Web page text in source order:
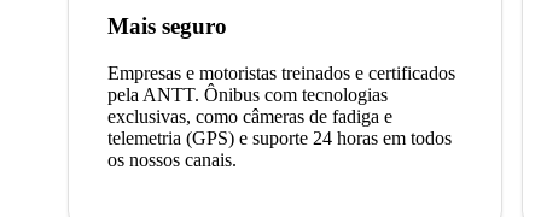
Mais seguro
Empresas e motoristas treinados e certificados
pela ANTT. Ônibus com tecnologias
exclusivas, como câmeras de fadiga e
telemetria (GPS) e suporte 24 horas em todos
os nossos canais.